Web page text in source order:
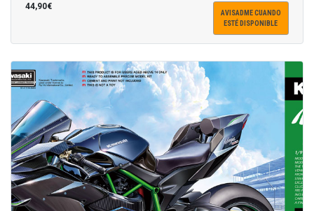
44,90€
AVISADME CUANDO
ESTÉ DISPONIBLE